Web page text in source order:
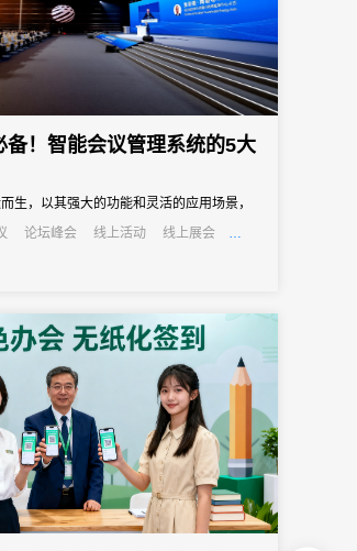
备！智能会议管理系统的5大
生，以其强大的功能和灵活的应用场景，
缺的得力助手。
论坛峰会 线上活动
线上展会